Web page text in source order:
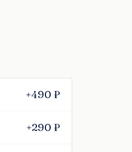
+490 ₽
+290 ₽